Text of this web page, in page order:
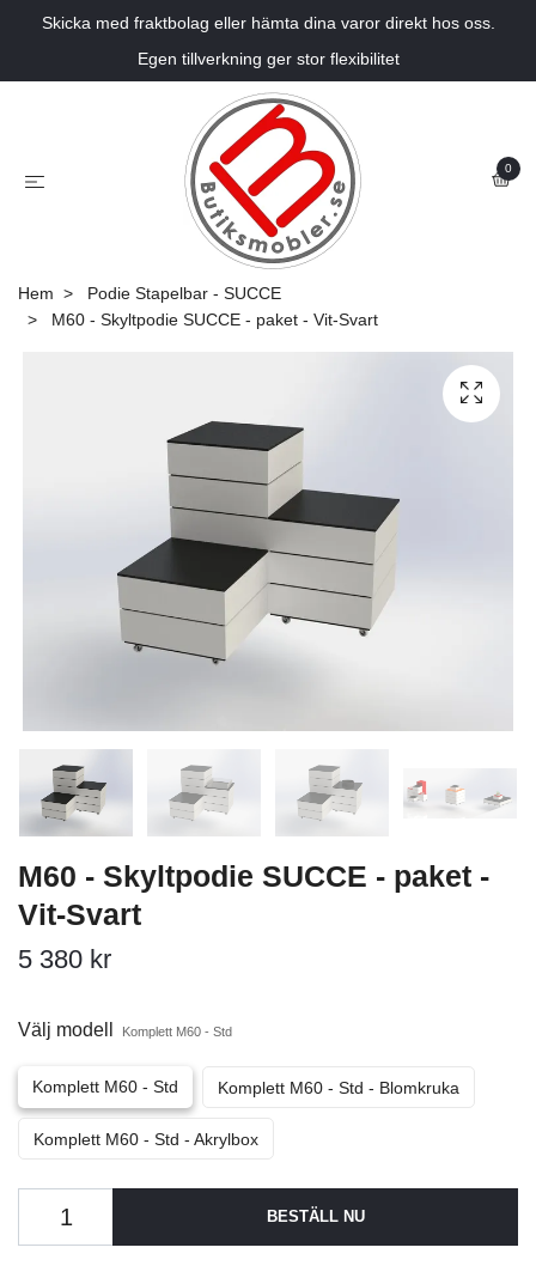
Skicka med fraktbolag eller hämta dina varor direkt hos oss.
Egen tillverkning ger stor flexibilitet
0
Hem
Podie Stapelbar - SUCCE
M60 - Skyltpodie SUCCE - paket - Vit-Svart
M60 - Skyltpodie SUCCE - paket -
Vit-Svart
5 380 kr
Välj modell Komplett M60 - Std
Komplett M60 - Std Komplett M60 - Std - Blomkruka
Komplett M60 - Std - Akrylbox
BESTÄLL NU